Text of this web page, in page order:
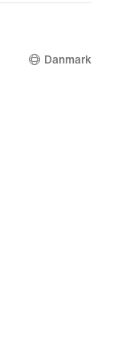
979,90 kr.
Danmark